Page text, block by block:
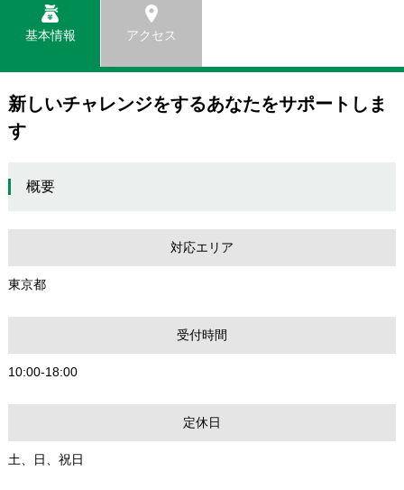
基本情報 アクセス
新しいチャレンジをするあなたをサポートしま
す
概要
対応エリア
東京都
受付時間
10:00-18:00
定休日
土、日、祝日